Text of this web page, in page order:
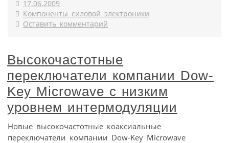
17.06.2009
Компоненты силовой электроники
Оставить комментарий
Высокочастотные
переключатели компании Dow-
Key Microwave с низким
уровнем интермодуляции
Новые высокочастотные коаксиальные
переключатели компании Dow-Key Microwave